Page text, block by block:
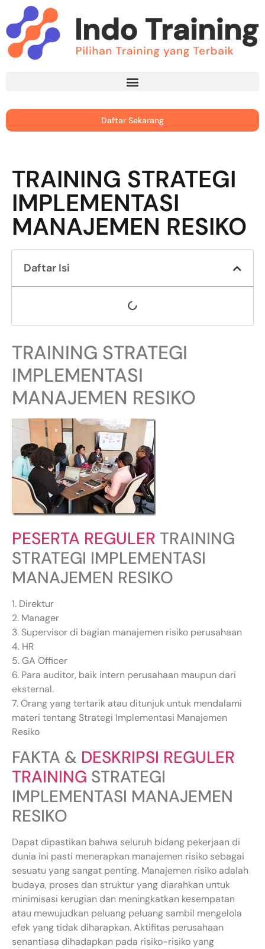
Daftar Sekarang
TRAINING STRATEGI
IMPLEMENTASI
MANAJEMEN RESIKO
Daftar Isi
TRAINING STRATEGI
IMPLEMENTASI
MANAJEMEN RESIKO
PESERTA REGULER TRAINING
STRATEGI IMPLEMENTASI
MANAJEMEN RESIKO
1. Direktur
2. Manager
3. Supervisor di bagian manajemen risiko perusahaan
4. HR
5. GA Officer
6. Para auditor, baik intern perusahaan maupun dari
eksternal.
7. Orang yang tertarik atau ditunjuk untuk mendalami
materi tentang Strategi Implementasi Manajemen
Resiko
FAKTA & DESKRIPSI REGULER
TRAINING STRATEGI
IMPLEMENTASI MANAJEMEN
RESIKO
Dapat dipastikan bahwa seluruh bidang pekerjaan di
dunia ini pasti menerapkan manajemen risiko sebagai
sesuatu yang sangat penting. Manajemen risiko adalah
budaya, proses dan struktur yang diarahkan untuk
minimisasi kerugian dan meningkatkan kesempatan
atau mewujudkan peluang peluang sambil mengelola
efek yang tidak diharapkan. Aktifitas perusahaan
senantiasa dihadapkan pada risiko-risiko yang